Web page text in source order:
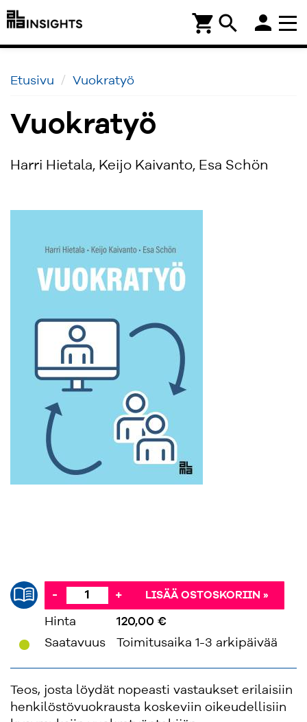
search
shopping_cart person
Etusivu Vuokratyö
Vuokratyö
Harri Hietala, Keijo Kaivanto, Esa Schön
- + LISÄÄ OSTOSKORIIN »
Hinta
120,00 €
Saatavuus
Toimitusaika 1-3 arkipäivää
Teos, josta löydät nopeasti vastaukset erilaisiin
henkilöstövuokrausta koskeviin oikeudellisiin